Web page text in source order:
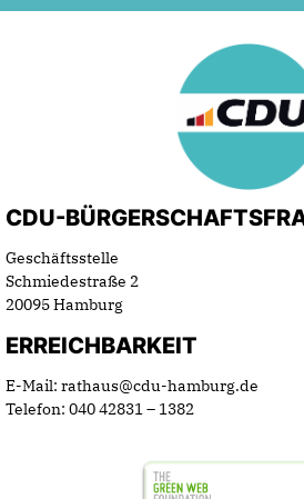
CDU-
Geschäftsstelle
Schmiedestraße 2
20095 Hamburg
ERREICHBARKEIT
E-Mail: rathaus@cdu-hamburg.de
Telefon: 040 42831 – 1382